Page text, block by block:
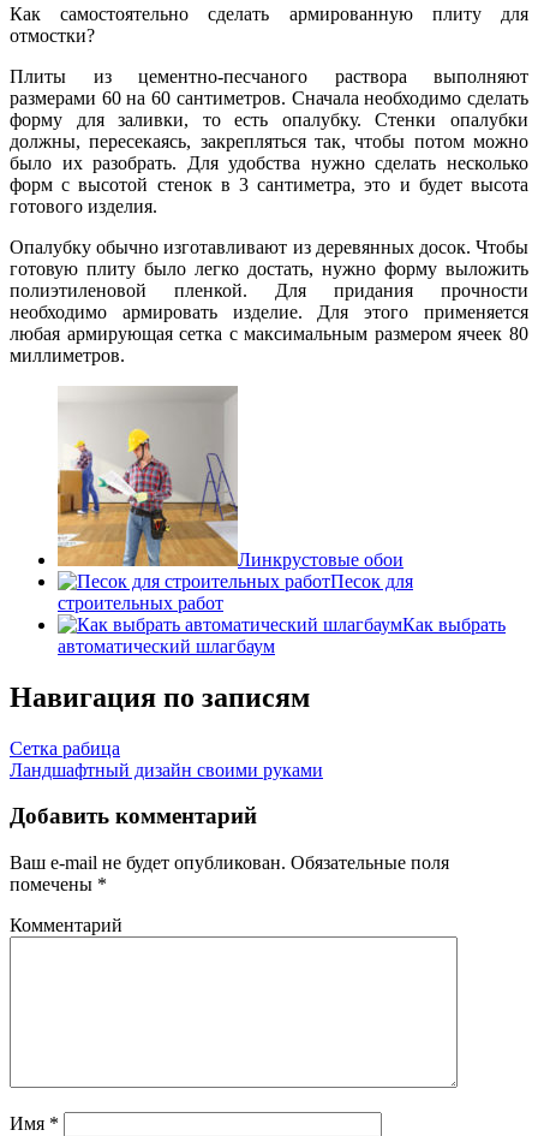
Как самостоятельно сделать армированную плиту для
отмостки?
Плиты из цементно-песчаного раствора выполняют
размерами 60 на 60 сантиметров. Сначала необходимо сделать
форму для заливки, то есть опалубку. Стенки опалубки
должны, пересекаясь, закрепляться так, чтобы потом можно
было их разобрать. Для удобства нужно сделать несколько
форм с высотой стенок в 3 сантиметра, это и будет высота
готового изделия.
Опалубку обычно изготавливают из деревянных досок. Чтобы
готовую плиту было легко достать, нужно форму выложить
полиэтиленовой пленкой. Для придания прочности
необходимо армировать изделие. Для этого применяется
любая армирующая сетка с максимальным размером ячеек 80
миллиметров.
Линкрустовые обои
Песок для
строительных работ
Как выбрать
автоматический шлагбаум
Навигация по записям
Сетка рабица
Ландшафтный дизайн своими руками
Добавить комментарий
Ваш e-mail не будет опубликован. Обязательные поля
помечены *
Комментарий
Имя *